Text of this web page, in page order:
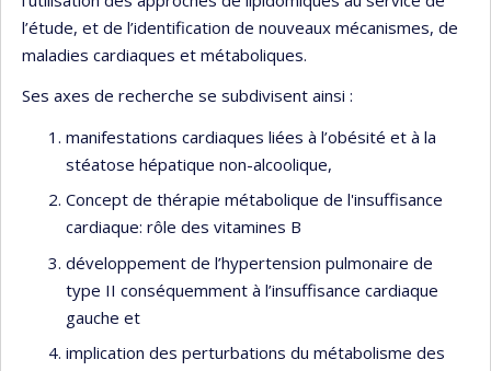
l’étude, et de l’identification de nouveaux mécanismes, de
maladies cardiaques et métaboliques.
Ses axes de recherche se subdivisent ainsi :
manifestations cardiaques liées à l’obésité et à la
stéatose hépatique non-alcoolique,
Concept de thérapie métabolique de l'insuffisance
cardiaque: rôle des vitamines B
développement de l’hypertension pulmonaire de
type II conséquemment à l’insuffisance cardiaque
gauche et
implication des perturbations du métabolisme des